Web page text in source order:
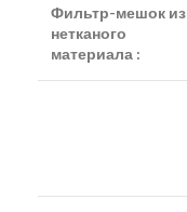
Фильтр-мешок из
нетканого
материала :